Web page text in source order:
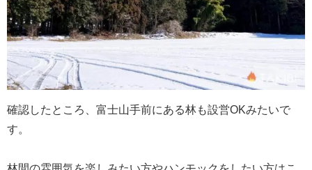
確認したところ、富士山手前にある林も設営OKみたいで
す。